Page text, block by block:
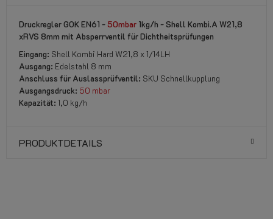
Druckregler GOK EN61 -50mbar 1kg/h - Shell Kombi.A W21,8
xRVS 8mm mit Absperrventil für Dichtheitsprüfungen
Eingang: Shell Kombi Hard W21,8 x 1/14LH
Ausgang: Edelstahl 8 mm
Anschluss für Auslassprüfventil: SKU Schnellkupplung
Ausgangsdruck: 50 mbar
Kapazität: 1,0 kg/h
PRODUKTDETAILS